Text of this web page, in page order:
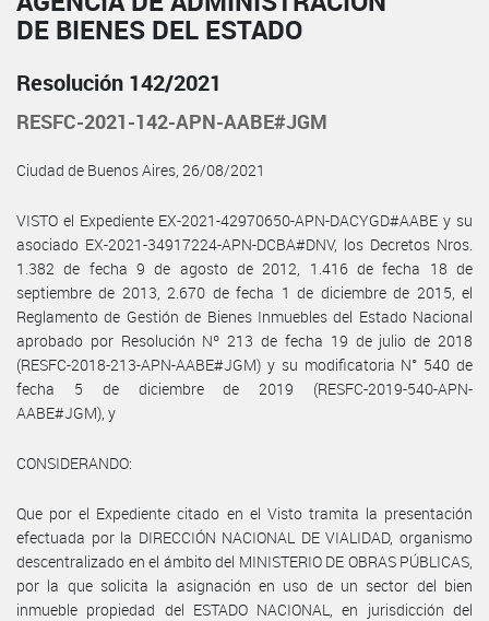
DE BIENES DEL ESTADO
Resolución 142/2021
RESFC-2021-142-APN-AABE#JGM
Ciudad de Buenos Aires, 26/08/2021
VISTO el Expediente EX-2021-42970650-APN-DACYGD#AABE y su
asociado EX-2021-34917224-APN-DCBA#DNV, los Decretos Nros.
1.382 de fecha 9 de agosto de 2012, 1.416 de fecha 18 de
septiembre de 2013, 2.670 de fecha 1 de diciembre de 2015, el
Reglamento de Gestión de Bienes Inmuebles del Estado Nacional
aprobado por Resolución Nº 213 de fecha 19 de julio de 2018
(RESFC-2018-213-APN-AABE#JGM) y su modificatoria N° 540 de
fecha 5 de diciembre de 2019 (RESFC-2019-540-APN-
AABE#JGM), y
CONSIDERANDO:
Que por el Expediente citado en el Visto tramita la presentación
efectuada por la DIRECCIÓN NACIONAL DE VIALIDAD, organismo
descentralizado en el ámbito del MINISTERIO DE OBRAS PÚBLICAS,
por la que solicita la asignación en uso de un sector del bien
inmueble propiedad del ESTADO NACIONAL, en jurisdicción del